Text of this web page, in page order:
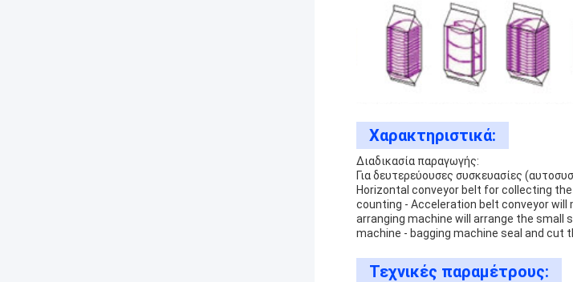
Χαρακτηριστικά:
Διαδικασία παραγωγής:
Για δευτερεύουσες συσκευασίες
Horizontal conveyor belt for collecting
counting - Acceleration belt conveyor
arranging machine will arrange the small
machine - bagging machine seal and cut
Τεχνικές παραμέτρους: